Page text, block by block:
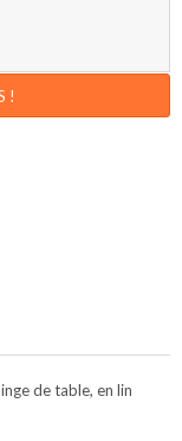
!
de table, en lin